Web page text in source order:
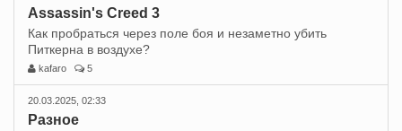
Assassin's Creed 3
Как пробраться через поле боя и незаметно убить
Питкерна в воздухе?
kafaro 5
20.03.2025, 02:33
Разное